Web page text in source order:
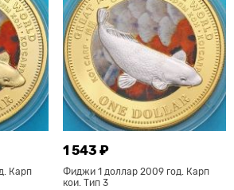
Карп
1 543 ₽
Фиджи 1 доллар 2009 год. Карп
кои. Тип 3